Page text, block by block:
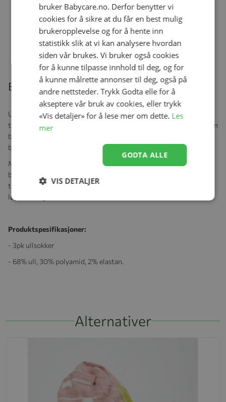
Ulltrøye, Helledussen, Cappuccino,
Balloons
kr 279,00kr 167,40
Beskrivelse
Ull er et pustende materiale som bidrar til å regulere
temperaturen. Dette er spesielt viktig under aktiv lek, da barna kan
bli svette og trenger et materiale som kan transportere fuktighet
bort fra huden.
Med tre pakker med tynne ullsokker vil barna ha nok sokker til å
bruke både hjemme og ute. Det er alltid viktig å ha ekstra sokker
tilgjengelig, spesielt for aktive barn som kan bli skitne eller våte i
løpet av dagen.
Produktspesifikasjoner:
- 3pk ullsokker
- 68% ull, 30% polyamid, 2% elastan.
Alternativer
bruker Babycare.no. Derfor benytter vi
cookies for å sikre at du får en best mulig
brukeropplevelse og for å hente inn
statistikk slik at vi kan analysere hvordan
siden vår brukes. Vi bruker også cookies
for å kunne tilpasse innhold til deg, og for
å kunne målrette annonser til deg, også på
andre nettsteder. Trykk Godta elle for å
akseptere vår bruk av cookies, eller trykk
«Vis detaljer» for å lese mer om dette. Les
mer
GODTA ALLE
VIS DETALJER